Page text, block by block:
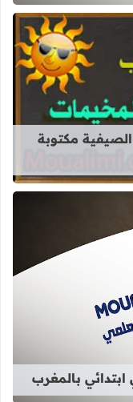
الصيفية مكتوبة بالفصحى
الصيفية مكتوبة
عن سور القرآن الكريم
ابتدائي بالمغرب